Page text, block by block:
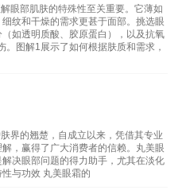
眼部肌肤的特殊性至关重要。它薄如
纹和干燥的需求更甚于面部。挑选眼
如透明质酸、胶原蛋白），以及抗氧
图解1展示了如何根据肤质和需求，
界的翘楚，自成立以来，凭借其专业
，赢得了广大消费者的信赖。丸美眼
决眼部问题的得力助手，尤其在淡化
与功效 丸美眼霜的